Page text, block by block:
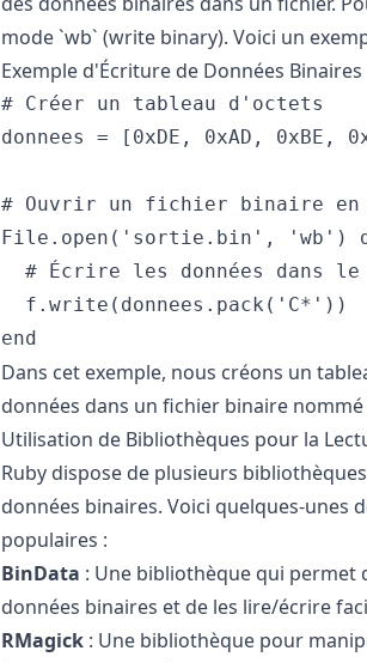
mode `wb` (write binary). Voici un
Exemple d'Écriture de Données Binaires
# Créer un tableau d'octets
donnees = [0xDE, 0xAD, 0xBE,
# Ouvrir un fichier binaire en
File.open('sortie.bin', 'wb')
# Écrire les données dans le
  f.write(donnees.pack('C*'))
Dans cet exemple, nous créons un
données dans un fichier binaire
Utilisation de Bibliothèques pour la
Ruby dispose de plusieurs
données binaires. Voici quelques-unes
populaires :
BinData : Une bibliothèque qui
données binaires et de les lire/écrire
RMagick : Une bibliothèque pour